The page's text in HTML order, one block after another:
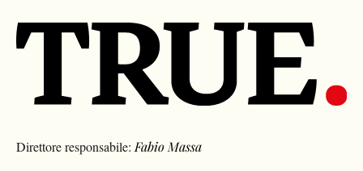
Direttore responsabile: Fabio Massa